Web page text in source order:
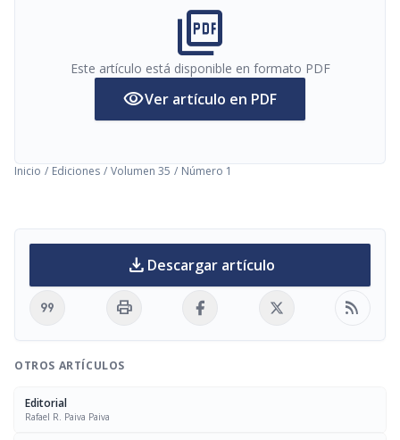
picture_as_pdf
Este artículo está disponible en formato PDF
visibilityVer artículo en PDF
Inicio / Ediciones / Volumen 35 / Número 1
download Descargar artículo
format_quote print rss_feed
OTROS ARTÍCULOS
Editorial
Rafael R. Paiva Paiva